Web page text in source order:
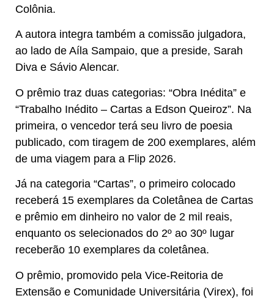
Colônia.
A autora integra também a comissão julgadora,
ao lado de Aíla Sampaio, que a preside, Sarah
Diva e Sávio Alencar.
O prêmio traz duas categorias: “Obra Inédita” e
“Trabalho Inédito – Cartas a Edson Queiroz”. Na
primeira, o vencedor terá seu livro de poesia
publicado, com tiragem de 200 exemplares, além
de uma viagem para a Flip 2026.
Já na categoria “Cartas”, o primeiro colocado
receberá 15 exemplares da Coletânea de Cartas
e prêmio em dinheiro no valor de 2 mil reais,
enquanto os selecionados do 2º ao 30º lugar
receberão 10 exemplares da coletânea.
O prêmio, promovido pela Vice-Reitoria de
Extensão e Comunidade Universitária (Virex), foi